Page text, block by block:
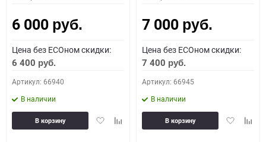
6 000 руб.
Цена без ECOном скидки:
6 400 руб.
Артикул: 66940
В наличии
ДобавитьДобавить
В корзину
7 000 руб.
Цена без ECOном скидки:
7 400 руб.
Артикул: 66945
В наличии
Добавить
В корзину